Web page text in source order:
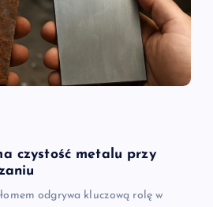
czystość metalu przy
odgrywa kluczową rolę w